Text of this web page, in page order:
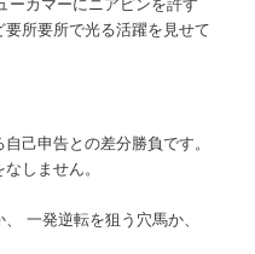
所要所で光る活躍を見せて
己申告との差分勝負です。
しません。
一発逆転を狙う穴馬か、